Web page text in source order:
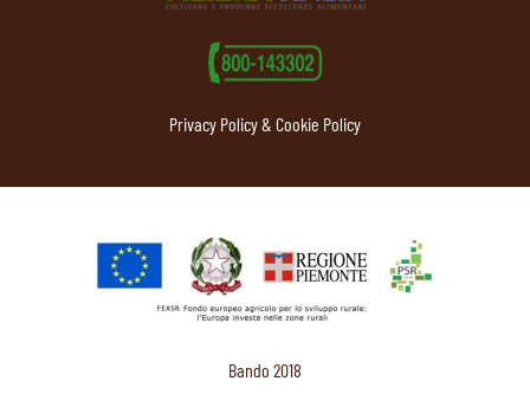
Privacy Policy & Cookie Policy
Bando 2018